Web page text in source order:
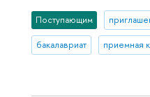
Поступающим
бакалавриат приемная